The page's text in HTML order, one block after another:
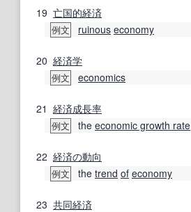
19 亡国的経済
例文 ruinous economy
20 経済学
例文 economics
21 経済成長率
例文 the economic growth rate
22 経済の動向
例文 the trend of economy
23 共同経済